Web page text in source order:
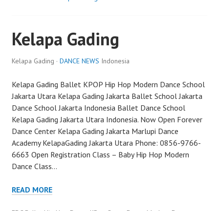
Kelapa Gading
Kelapa Gading · DANCE NEWS Indonesia
Kelapa Gading Ballet KPOP Hip Hop Modern Dance School
Jakarta Utara Kelapa Gading Jakarta Ballet School Jakarta
Dance School Jakarta Indonesia Ballet Dance School
Kelapa Gading Jakarta Utara Indonesia. Now Open Forever
Dance Center Kelapa Gading Jakarta Marlupi Dance
Academy KelapaGading Jakarta Utara Phone: 0856-9766-
6663 Open Registration Class – Baby Hip Hop Modern
Dance Class…
READ MORE